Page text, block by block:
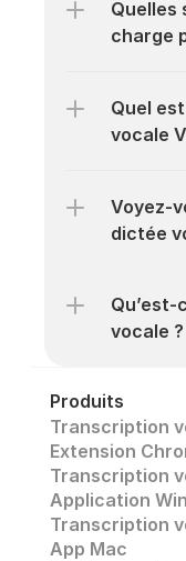
Quelles
charge
Quel
vocale
Voyez-
dictée
vocale ?
Produits
Transcription
Extension
Transcription
Application
Transcription
App Mac